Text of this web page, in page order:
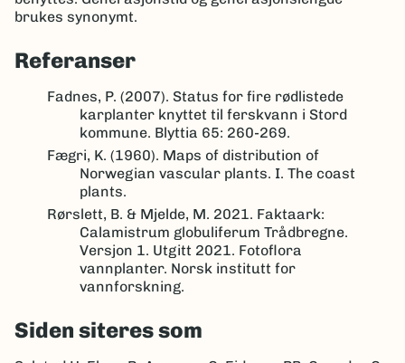
brukes synonymt.
Referanser
Fadnes, P. (2007). Status for fire rødlistede
karplanter knyttet til ferskvann i Stord
kommune. Blyttia 65: 260-269.
Fægri, K. (1960). Maps of distribution of
Norwegian vascular plants. I. The coast
plants.
Rørslett, B. & Mjelde, M. 2021. Faktaark:
Calamistrum globuliferum Trådbregne.
Versjon 1. Utgitt 2021. Fotoflora
vannplanter. Norsk institutt for
vannforskning.
Siden siteres som